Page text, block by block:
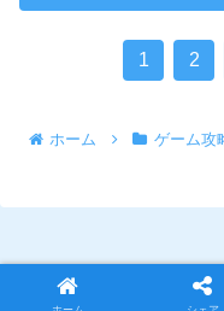
1 2
ホーム ゲーム攻
ス